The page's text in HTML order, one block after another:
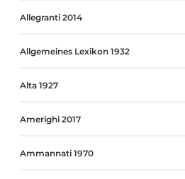
Allegranti 2014
Allgemeines Lexikon 1932
Alta 1927
Amerighi 2017
Ammannati 1970